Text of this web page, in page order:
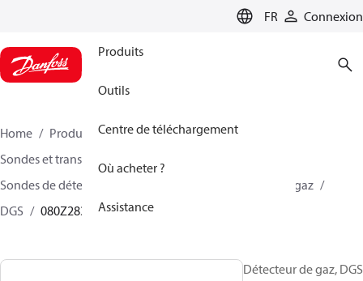
FR Connexion
Produits
Outils
Centre de téléchargement
Où acheter ?
Assistance
Home Produits
Climate Solutions - cooling
Sondes et transmetteurs
Sondes de détection de gaz
Sondes de détection de gaz
DGS
080Z2832
Détecteur de gaz, DGS